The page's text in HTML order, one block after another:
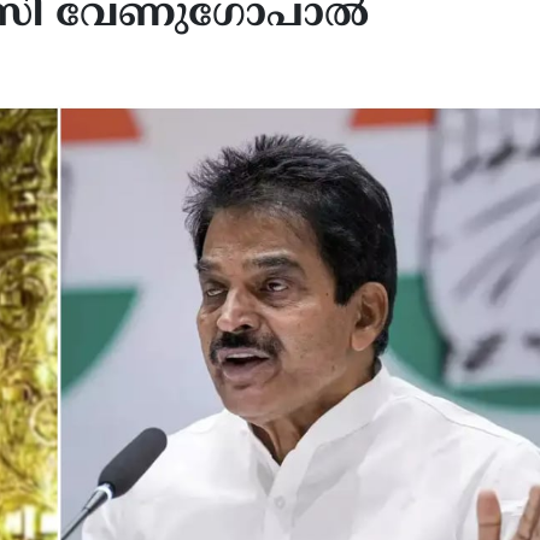
വേണുഗോപാല്‍
തിരിച്ചുപിടിച്ചാൽ
ബന്ധമുള്ള
അന്വേഷണം;
പരിഗണനയിൽ
യുഎസ് അറ്റോർണി
ട്രംപിന്റെ മുൻ
ബ്ലാഞ്ച്; നേരിയ
സെനറ്റ് അംഗീകാരം